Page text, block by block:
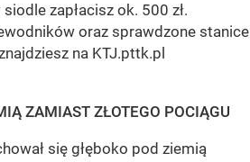
zapłacisz ok. 500 zł.
oraz sprawdzone stanice
na KTJ.pttk.pl
ZAMIAST ZŁOTEGO POCIĄGU
się głęboko pod ziemią